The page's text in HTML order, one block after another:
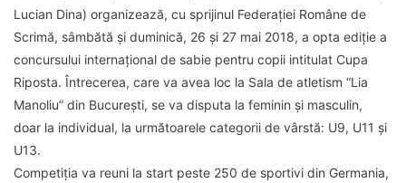
Lucian Dina) organizează, cu sprijinul Federației Române de
Scrimă, sâmbătă și duminică, 26 și 27 mai 2018, a opta ediție a
concursului internațional de sabie pentru copii intitulat Cupa
Riposta. Întrecerea, care va avea loc la Sala de atletism “Lia
Manoliu” din București, se va disputa la feminin și masculin,
doar la individual, la următoarele categorii de vârstă: U9, U11 și
U13.
Competiția va reuni la start peste 250 de sportivi din Germania,